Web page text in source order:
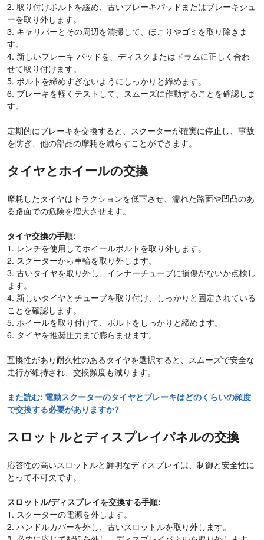
2. 取り付けボルトを緩め、古いブレーキパッドまたはブレーキシュ
ーを取り外します。
3. キャリパーとその周辺を清掃して、ほこりやゴミを取り除きま
す。
4. 新しいブレーキ パッドを、ディスクまたはドラムに正しく合わ
せて取り付けます。
5. ボルトを締めすぎないようにしっかりと締めます。
6. ブレーキを軽くテストして、スムーズに作動することを確認しま
す。
定期的にブレーキを交換すると、スクーターが確実に停止し、事故
を防ぎ、他の部品の摩耗を減らすことができます。
タイヤとホイールの交換
摩耗したタイヤはトラクションを低下させ、濡れた路面や凹凸のあ
る路面での危険を増大させます。
タイヤ交換の手順:
1. レンチを使用してホイールボルトを取り外します。
2. スクーターから車輪を取り外します。
3. 古いタイヤを取り外し、インナーチューブに損傷がないか点検し
ます。
4. 新しいタイヤとチューブを取り付け、しっかりと固定されている
ことを確認します。
5. ホイールを取り付けて、ボルトをしっかりと締めます。
6. タイヤを推奨圧力まで膨らませます。
互換性があり耐久性のあるタイヤを選択すると、スムーズで安全な
走行が維持され、交換頻度も減ります。
また読む: 電動スクーターのタイヤとブレーキはどのくらいの頻度
で交換する必要がありますか?
スロットルとディスプレイパネルの交換
応答性の高いスロットルと鮮明なディスプレイは、制御と安全性に
とって不可欠です。
スロットル/ディスプレイを交換する手順:
1. スクーターの電源を外します。
2. ハンドルカバーを外し、古いスロットルを取り外します。